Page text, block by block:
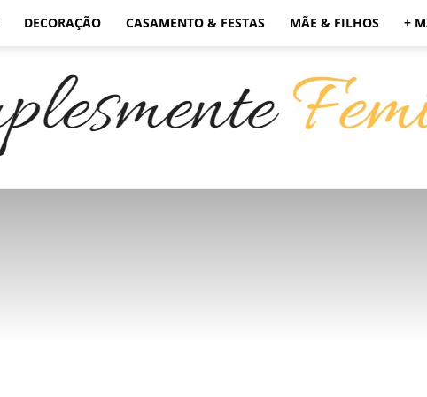
DECORAÇÃO CASAMENTO & FESTAS MÃE & FILHOS +